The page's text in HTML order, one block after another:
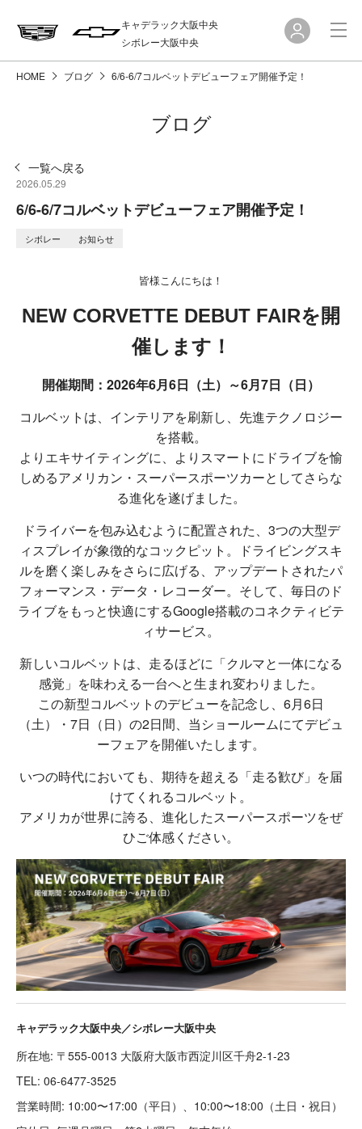
キャデラック大阪中央
シボレー大阪中央
HOME ブログ 6/6-6/7コルベットデビューフェア開催予定！
ブログ
一覧へ戻る
2026.05.29
6/6-6/7コルベットデビューフェア開催予定！
シボレー お知らせ
皆様こんにちは！
NEW CORVETTE DEBUT FAIRを開
催します！
開催期間：2026年6月6日（土）～6月7日（日）
コルベットは、インテリアを刷新し、先進テクノロジー
を搭載。
よりエキサイティングに、よりスマートにドライブを愉
しめるアメリカン・スーパースポーツカーとしてさらな
る進化を遂げました。
ドライバーを包み込むように配置された、3つの大型デ
ィスプレイが象徴的なコックピット。ドライビングスキ
ルを磨く楽しみをさらに広げる、アップデートされたパ
フォーマンス・データ・レコーダー。そして、毎日のド
ライブをもっと快適にするGoogle搭載のコネクティビテ
ィサービス。
新しいコルベットは、走るほどに「クルマと一体になる
感覚」を味わえる一台へと生まれ変わりました。
この新型コルベットのデビューを記念し、6月6日
（土）・7日（日）の2日間、当ショールームにてデビュ
ーフェアを開催いたします。
いつの時代においても、期待を超える「走る歓び」を届
けてくれるコルベット。
アメリカが世界に誇る、進化したスーパースポーツをぜ
ひご体感ください。
キャデラック大阪中央／シボレー大阪中央
所在地: 〒555-0013 大阪府大阪市西淀川区千舟2-1-23
TEL: 06-6477-3525
営業時間: 10:00〜17:00（平日）、10:00〜18:00（土日・祝日）